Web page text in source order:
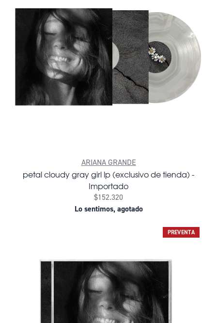
ARIANA GRANDE
petal cloudy gray girl lp (exclusivo de tienda) -
Importado
$152.320
Lo sentimos, agotado
PREVENTA